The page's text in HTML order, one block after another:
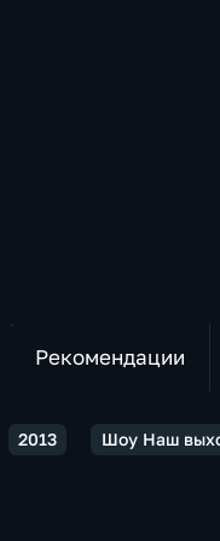
Рекомендации
2013 Шоу Наш